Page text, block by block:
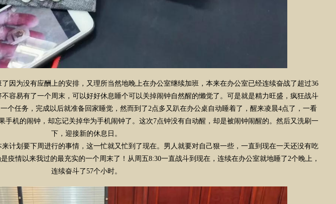
因为没有应酬上的安排，又理所当然地晚上在办公室继续加班，本来在办公室已经连续奋战了超过36
容易有了一个周末，可以好好休息睡个可以关掉闹钟自然醒的懒觉了。可是就是精力旺盛，疯狂战斗
个任务，完成以后就准备回家睡觉，然而到了2点多又趴在办公桌自动睡着了，醒来凌晨4点了，一看
手机的闹钟，却忘记关掉华为手机闹钟了。这次7点钟没有自动醒，却是被闹钟闹醒的。然后又洗刷一
下，迎接新的休息日。
计划要下周进行的事情，这一忙就又忙到了现在。男人就要对自己狠一些，一直到现在一天还没有吃
疫情以来我过的最充实的一个周末了！从周五8:30一直战斗到现在，连续在办公室就地睡了2个晚上，
连续奋斗了57个小时。